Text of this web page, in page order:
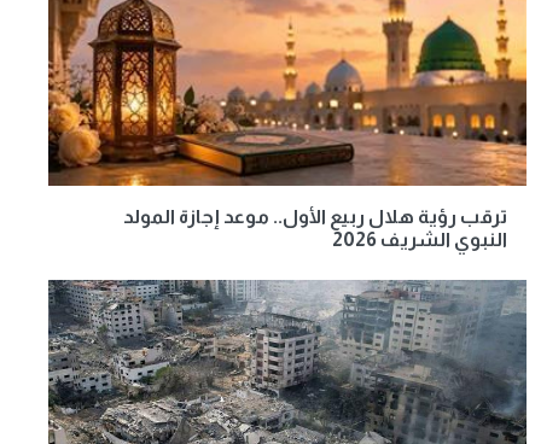
ترقب رؤية هلال ربيع الأول.. موعد إجازة المولد
النبوي الشريف 2026